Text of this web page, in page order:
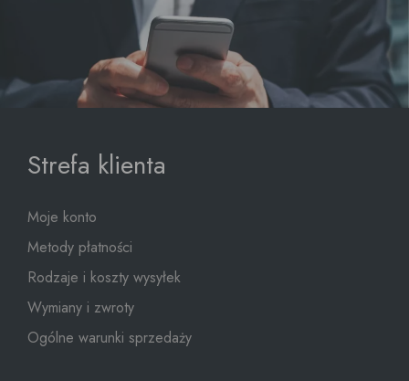
Strefa klienta
Moje konto
Metody płatności
Rodzaje i koszty wysyłek
Wymiany i zwroty
Ogólne warunki sprzedaży